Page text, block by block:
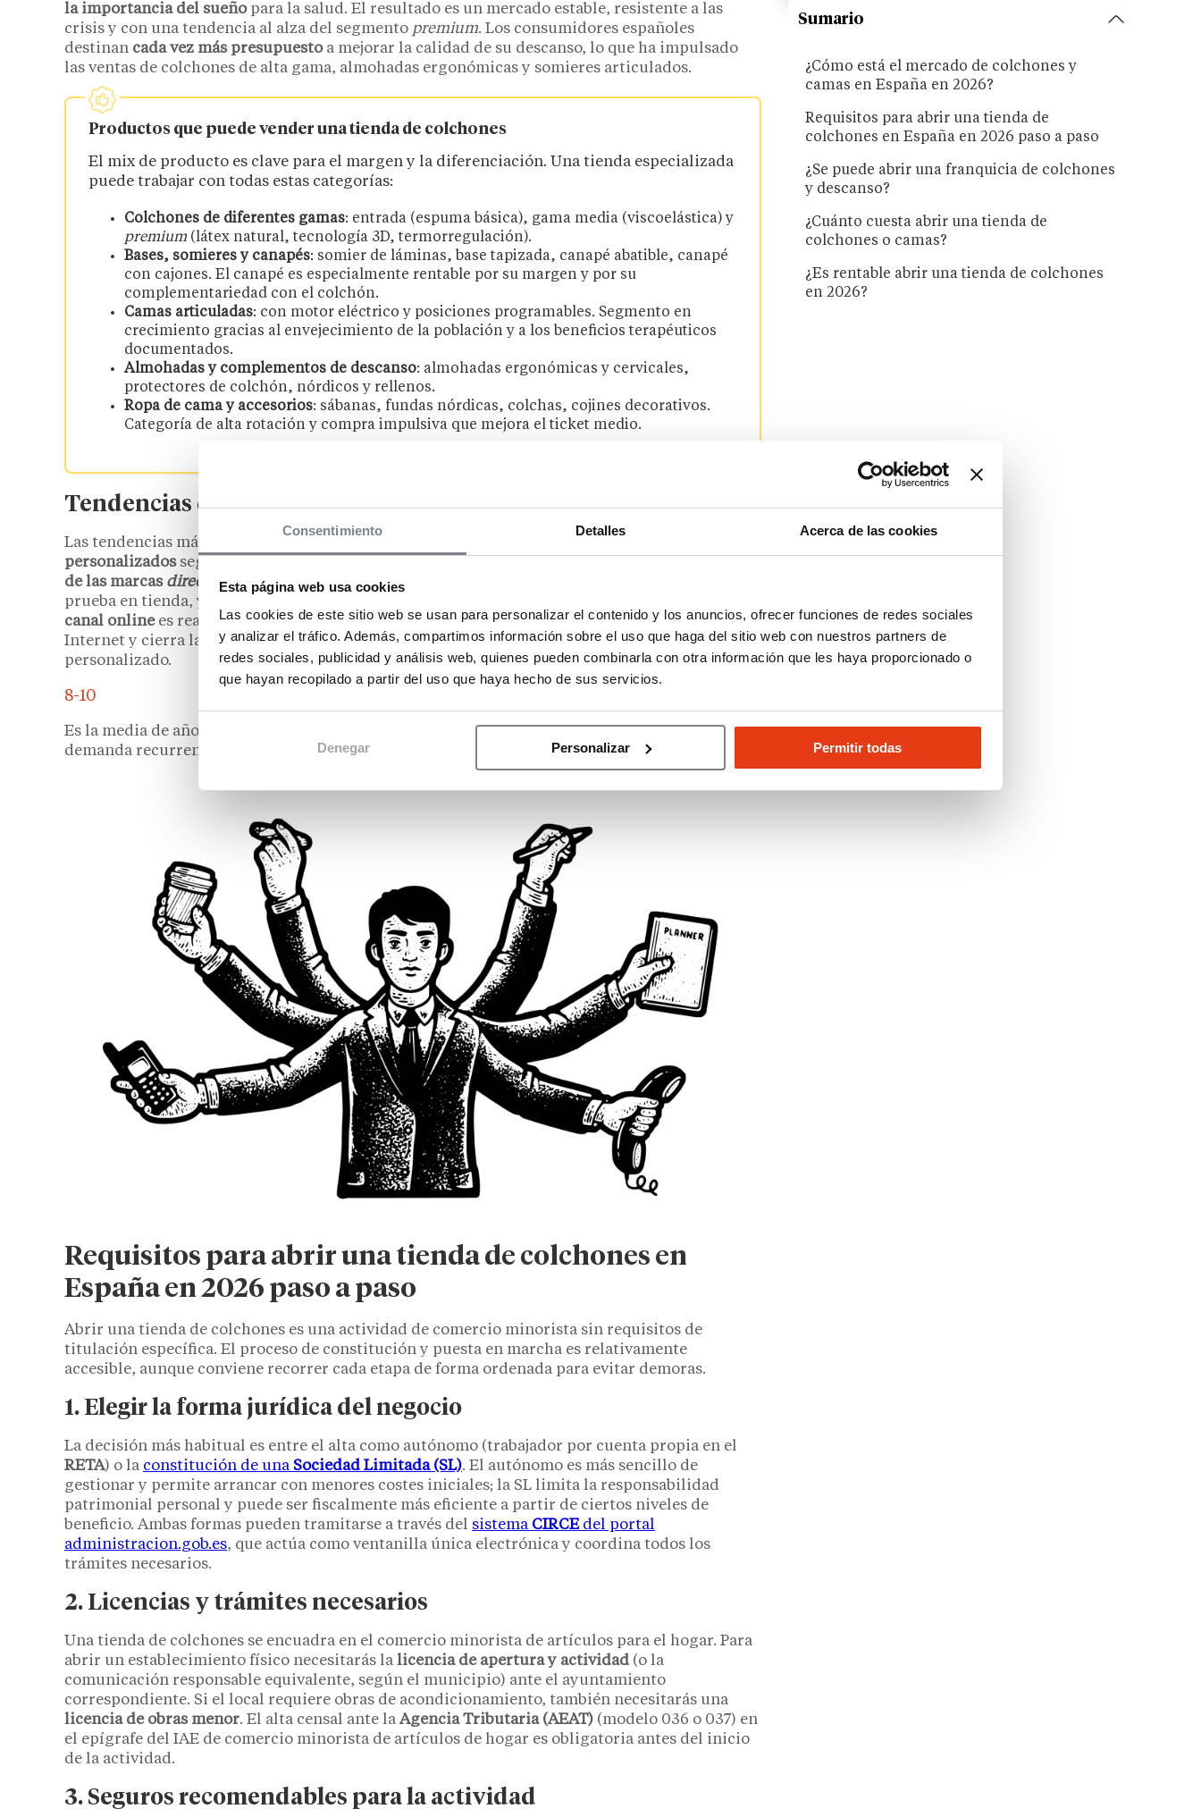
Consentimiento Detalles Acerca de las cookies
Esta página web usa cookies
Las cookies de este sitio web se usan para personalizar el contenido y los anuncios, ofrecer funciones de redes sociales
y analizar el tráfico. Además, compartimos información sobre el uso que haga del sitio web con nuestros partners de
redes sociales, publicidad y análisis web, quienes pueden combinarla con otra información que les haya proporcionado o
que hayan recopilado a partir del uso que haya hecho de sus servicios.
Denegar Personalizar Permitir todas
la importancia del sueñopara la salud. El resultado es un mercado estable, resistente a las
crisis y con una tendencia al alza del segmento premium. Los consumidores españoles
destinan cada vez más presupuestoa mejorar la calidad de su descanso, lo que ha impulsado
las ventas de colchones de alta gama, almohadas ergonómicas y somieres articulados.
Productos que puede vender una tienda de colchones
El mix de producto es clave para el margen y la diferenciación. Una tienda especializada
puede trabajar con todas estas categorías:
Colchones de diferentes gamas: entrada (espuma básica), gama media (viscoelástica) y
premium (látex natural, tecnología 3D, termorregulación).
Bases, somieres y canapés: somier de láminas, base tapizada, canapé abatible, canapé
con cajones. El canapé es especialmente rentable por su margen y por su
complementariedad con el colchón.
Camas articuladas: con motor eléctrico y posiciones programables. Segmento en
crecimiento gracias al envejecimiento de la población y a los beneficios terapéuticos
documentados.
Almohadas y complementos de descanso: almohadas ergonómicas y cervicales,
protectores de colchón, nórdicos y rellenos.
Ropa de cama y accesorios: sábanas, fundas nórdicas, colchas, cojines decorativos.
Categoría de alta rotación y compra impulsiva que mejora el ticket medio.
Tendencias de consumo de colchones
Las tendencias más relevantes en 2026 son el interés creciente por los
personalizadossegún el perfil del durmiente (posición, peso, temperatura corporal), el
de las marcas direct-to-consumeronline que han educado al mercado y generado demanda de
prueba en tienda, y la valoración de los
canal onlinees real, pero crea una oportunidad para el comercio físico: el cliente investiga en
Internet y cierra la compra en tienda, donde puedeprobar el productoy recibir asesoramiento
personalizado.
8-10
Es la media de años de renovación de un colchón en España. Esta periodicidad garantiza una
demanda recurrente y predecible para las tiendas especializadas.
Requisitos para abrir una tienda de colchones en
España en 2026 paso a paso
Abrir una tienda de colchones es una actividad de comercio minorista sin requisitos de
titulación específica. El proceso de constitución y puesta en marcha es relativamente
accesible, aunque conviene recorrer cada etapa de forma ordenada para evitar demoras.
1. Elegir la forma jurídica del negocio
La decisión más habitual es entre el alta como autónomo (trabajador por cuenta propia en el
RETA) o la constitución de una Sociedad Limitada (SL). El autónomo es más sencillo de
gestionar y permite arrancar con menores costes iniciales; la SL limita la responsabilidad
patrimonial personal y puede ser fiscalmente más eficiente a partir de ciertos niveles de
beneficio. Ambas formas pueden tramitarse a través del sistema CIRCEdel portal
administracion.gob.es, que actúa como ventanilla única electrónica y coordina todos los
trámites necesarios.
2. Licencias y trámites necesarios
Una tienda de colchones se encuadra en el comercio minorista de artículos para el hogar. Para
abrir un establecimiento físico necesitarás la licencia de apertura y actividad (o la
comunicación responsable equivalente, según el municipio) ante el ayuntamiento
correspondiente. Si el local requiere obras de acondicionamiento, también necesitarás una
licencia de obras menor. El alta censal ante la Agencia Tributaria (AEAT) (modelo 036 o 037) en
el epígrafe del IAE de comercio minorista de artículos de hogar es obligatoria antes del inicio
de la actividad.
3. Seguros recomendables para la actividad
Sumario
¿Cómo está el mercado de colchones y
camas en España en 2026?
Requisitos para abrir una tienda de
colchones en España en 2026 paso a paso
¿Se puede abrir una franquicia de colchones
y descanso?
¿Cuánto cuesta abrir una tienda de
colchones o camas?
¿Es rentable abrir una tienda de colchones
en 2026?